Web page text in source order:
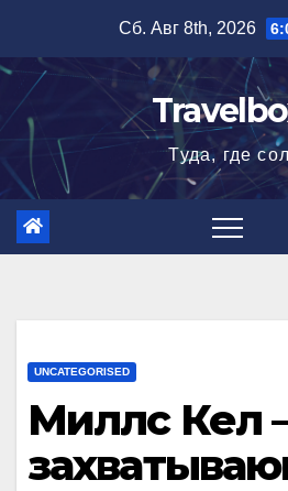
содержимому
Сб. Авг 8th, 2026
Туда, где
UNCATEGORISED
Миллс Кел